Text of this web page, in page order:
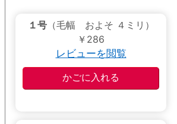
１号（毛幅 およそ ４ミリ）
￥286
レビューを閲覧